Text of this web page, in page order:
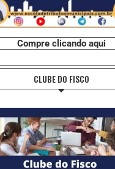
Compre clicando aqui
CLUBE DO FISCO